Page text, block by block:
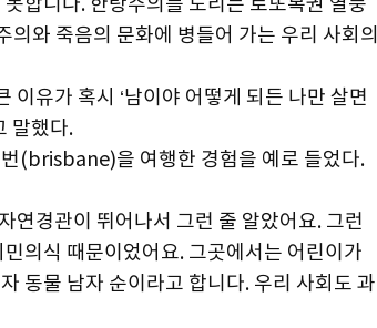
합니다. 한탕주의를 노리는 로또복권 열풍
와 죽음의 문화에 병들어 가는 우리 사회의
이유가 혹시 ‘남이야 어떻게 되든 나만 살면
말했다.
(brisbane)을 여행한 경험을 예로 들었다.
연경관이 뛰어나서 그런 줄 알았어요. 그런
의식 때문이었어요. 그곳에서는 어린이가
동물 남자 순이라고 합니다. 우리 사회도 과